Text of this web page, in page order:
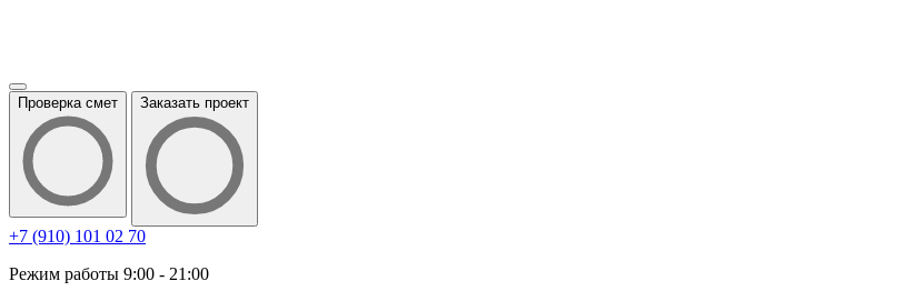
Проверка смет Заказать проект
+7 (910) 101 02 70
Режим работы 9:00 - 21:00